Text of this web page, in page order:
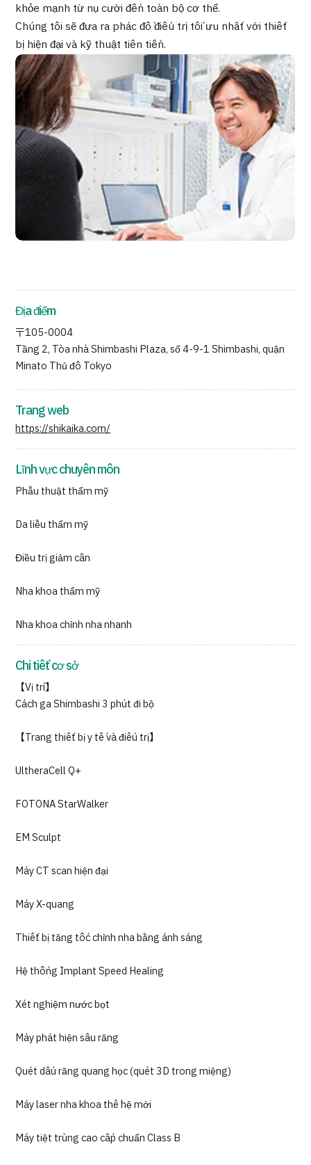
Liên hệ
khỏe mạnh từ nụ cười đến toàn bộ cơ thể.
Chúng tôi sẽ đưa ra phác đồ điều trị tối ưu nhất với thiết
bị hiện đại và kỹ thuật tiên tiến.
Địa điểm
〒105-0004
Tầng 2, Tòa nhà Shimbashi Plaza, số 4-9-1 Shimbashi, quận
Minato Thủ đô Tokyo
Trang web
https://shikaika.com/
Lĩnh vực chuyên môn
Phẫu thuật thẩm mỹ
Da liễu thẩm mỹ
Điều trị giảm cân
Nha khoa thẩm mỹ
Nha khoa chỉnh nha nhanh
Chi tiết cơ sở
【Vị trí】
Cách ga Shimbashi 3 phút đi bộ
【Trang thiết bị y tế và điều trị】
UltheraCell Q+
FOTONA StarWalker
EM Sculpt
Máy CT scan hiện đại
Máy X-quang
Thiết bị tăng tốc chỉnh nha bằng ánh sáng
Hệ thống Implant Speed Healing
Xét nghiệm nước bọt
Máy phát hiện sâu răng
Quét dấu răng quang học (quét 3D trong miệng)
Máy laser nha khoa thế hệ mới
Máy tiệt trùng cao cấp chuẩn Class B